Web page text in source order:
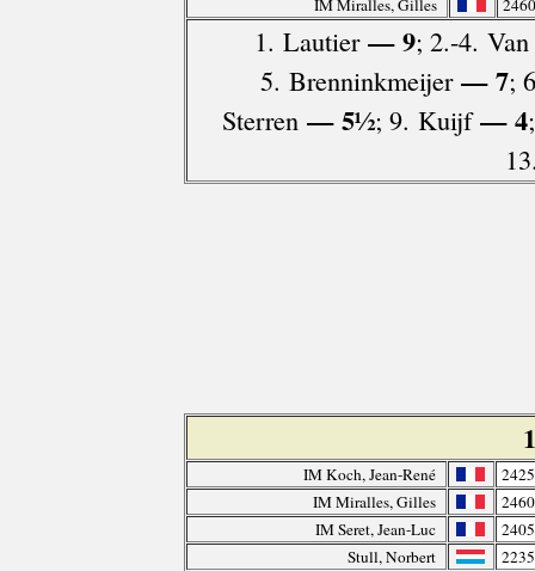
IM Miralles, Gilles 2460
1. Lautier— 9; 2.-4.
5. Brenninkmeijer— 7;
Sterren — 5½; 9. Kuijf— 4
IM Koch, Jean-René
2425
IM Miralles, Gilles
2460
IM Seret, Jean-Luc
2405
Stull, Norbert
2235